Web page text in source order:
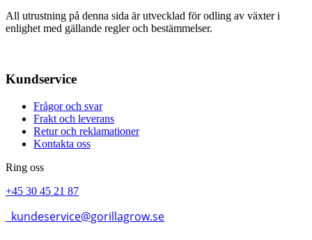
All utrustning på denna sida är utvecklad för odling av växter i
enlighet med gällande regler och bestämmelser.
Kundservice
Frågor och svar
Frakt och leverans
Retur och reklamationer
Kontakta oss
Ring oss
+45 30 45 21 87
kundeservice@gorillagrow.se